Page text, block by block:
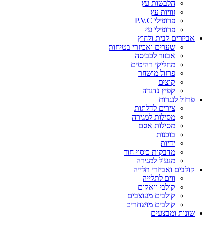
הלבשות עץ
זוויות עץ
פרופילי P.V.C
פרופילי עץ
אביזרים לבית ולחוץ
שערים ואביזרי בטיחות
אבזור לכביסה
מחליקי רהיטים
פרזול מושחר
קוצים
קפיץ נדנדה
פרזול לנגרות
צירים לדלתות
מסילות למגירה
מסילות אסם
בוכנות
ידיות
מדבקות כיסוי חור
מנעול למגירה
קולבים ואביזרי תלייה
ווים לתלייה
קולבי וואקום
קולבים מעוצבים
קולבים מושחרים
שונות ומבצעים